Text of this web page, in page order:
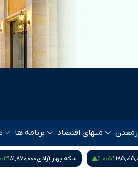
معدن منهای اقتصاد برنامه ها
۰٫۵۴ % سکه بهار آزادی181,870,000